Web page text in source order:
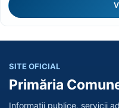
SITE OFICIAL
Primăria
Informații publice, servicii